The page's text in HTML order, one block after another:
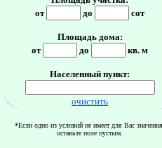
от
до сот
Площадь дома:
от
до кв. м
Населенный пункт:
очистить
*Если одно из условий не имеет для Вас значения,
оставьте поле пустым.